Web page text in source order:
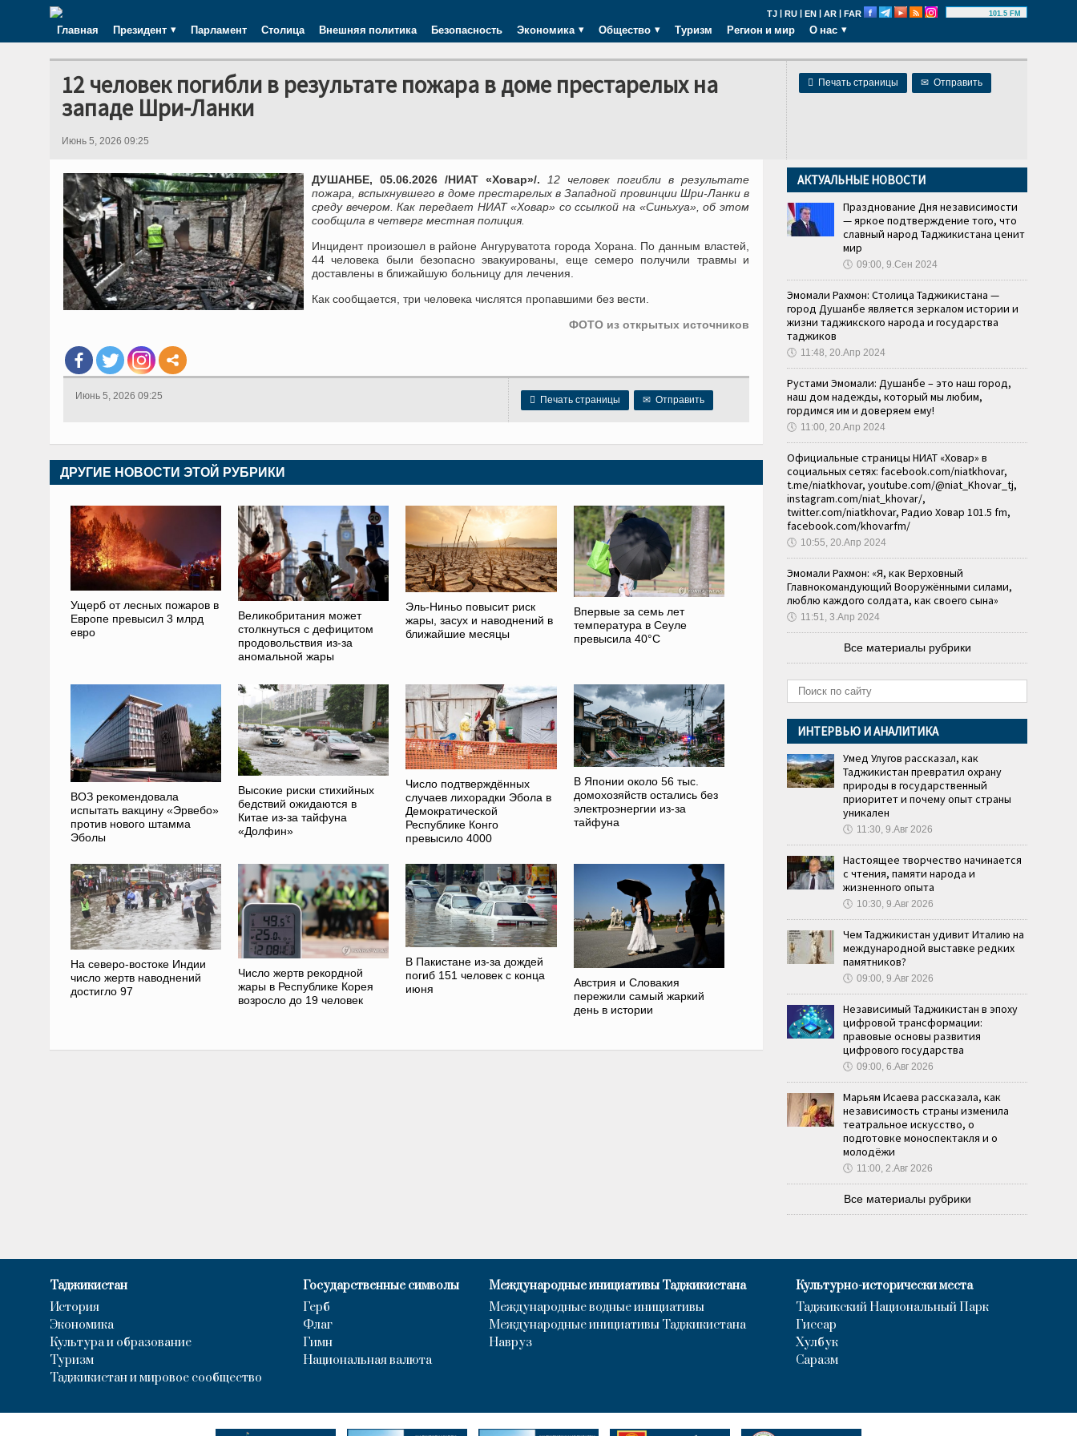
TJ | RU | EN | AR | FAR 101.5 FM
Главная Президент Парламент Столица Внешняя политика Безопасность Экономика Общество Туризм Регион и мир О нас
 Печать страницы ✉ Отправить
12 человек погибли в результате пожара в доме престарелых на
западе Шри-Ланки
Июнь 5, 2026 09:25
ДУШАНБЕ, 05.06.2026 /НИАТ «Ховар»/. 12 человек погибли в результате
пожара, вспыхнувшего в доме престарелых в Западной провинции Шри-Ланки в
среду вечером. Как передает НИАТ «Ховар» со ссылкой на «Синьхуа», об этом
сообщила в четверг местная полиция.
Инцидент произошел в районе Ангуруватота города Хорана. По данным властей,
44 человека были безопасно эвакуированы, еще семеро получили травмы и
доставлены в ближайшую больницу для лечения.
Как сообщается, три человека числятся пропавшими без вести.
ФОТО из открытых источников
 Печать страницы ✉ Отправить
Июнь 5, 2026 09:25
ДРУГИЕ НОВОСТИ ЭТОЙ РУБРИКИ
Ущерб от лесных пожаров в
Европе превысил 3 млрд
евро
Великобритания может
столкнуться с дефицитом
продовольствия из-за
аномальной жары
Эль-Ниньо повысит риск
жары, засух и наводнений в
ближайшие месяцы
Впервые за семь лет
температура в Сеуле
превысила 40°C
ВОЗ рекомендовала
испытать вакцину «Эрвебо»
против нового штамма
Эболы
Высокие риски стихийных
бедствий ожидаются в
Китае из-за тайфуна
«Долфин»
Число подтверждённых
случаев лихорадки Эбола в
Демократической
Республике Конго
превысило 4000
В Японии около 56 тыс.
домохозяйств остались без
электроэнергии из-за
тайфуна
На северо-востоке Индии
число жертв наводнений
достигло 97
Число жертв рекордной
жары в Республике Корея
возросло до 19 человек
В Пакистане из-за дождей
погиб 151 человек с конца
июня
Австрия и Словакия
пережили самый жаркий
день в истории
АКТУАЛЬНЫЕ НОВОСТИ
Празднование Дня независимости
— яркое подтверждение того, что
славный народ Таджикистана ценит
мир
🕔 09:00, 9.Сен 2024
Эмомали Рахмон: Столица Таджикистана —
город Душанбе является зеркалом истории и
жизни таджикского народа и государства
таджиков
🕔 11:48, 20.Апр 2024
Рустами Эмомали: Душанбе – это наш город,
наш дом надежды, который мы любим,
гордимся им и доверяем ему!
🕔 11:00, 20.Апр 2024
Официальные страницы НИАТ «Ховар» в
социальных сетях: facebook.com/niatkhovar,
t.me/niatkhovar, youtube.com/@niat_Khovar_tj,
instagram.com/niat_khovar/,
twitter.com/niatkhovar, Радио Ховар 101.5 fm,
facebook.com/khovarfm/
🕔 10:55, 20.Апр 2024
Эмомали Рахмон: «Я, как Верховный
Главнокомандующий Вооружёнными силами,
люблю каждого солдата, как своего сына»
🕔 11:51, 3.Апр 2024
Все материалы рубрики
ИНТЕРВЬЮ И АНАЛИТИКА
Умед Улугов рассказал, как
Таджикистан превратил охрану
природы в государственный
приоритет и почему опыт страны
уникален
🕔 11:30, 9.Авг 2026
Настоящее творчество начинается
с чтения, памяти народа и
жизненного опыта
🕔 10:30, 9.Авг 2026
Чем Таджикистан удивит Италию на
международной выставке редких
памятников?
🕔 09:00, 9.Авг 2026
Независимый Таджикистан в эпоху
цифровой трансформации:
правовые основы развития
цифрового государства
🕔 09:00, 6.Авг 2026
Марьям Исаева рассказала, как
независимость страны изменила
театральное искусство, о
подготовке моноспектакля и о
молодёжи
🕔 11:00, 2.Авг 2026
Все материалы рубрики
Таджикистан
История
Экономика
Культура и образование
Туризм
Таджикистан и мировое сообщество
Государственные символы
Герб
Флаг
Гимн
Национальная валюта
Международные инициативы Таджикистана
Международные водные инициативы
Международные инициативы Таджикистана
Навруз
Культурно-исторически места
Таджикский Национальный Парк
Гиссар
Хулбук
Саразм